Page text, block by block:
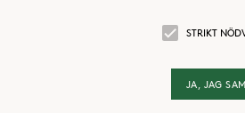
Jobba hos oss STRIKT
JA, JAG